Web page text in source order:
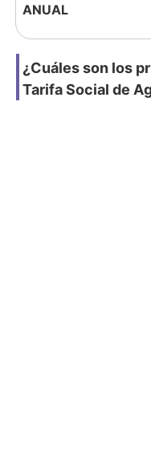
ANUAL
¿Cuáles son los
Tarifa Social de